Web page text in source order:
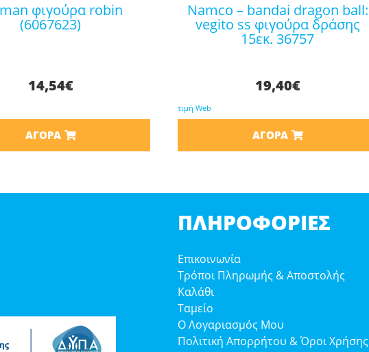
(6067623)
14,54€
ΑΓΟΡΆ
namco – bandai dragon ball:
vegito ss φιγούρα δράσης
15εκ. 36757
19,40€
τιμή Web
ΑΓΟΡΆ
ΠΛΗΡΟΦΟΡΊΕΣ
Επικοινωνία
Τρόποι Πληρωμής & Αποστολής
Καλάθι
Ταμείο
Ο Λογαριασμός Μου
Πολιτική Απορρήτου & Όροι Χρήσης